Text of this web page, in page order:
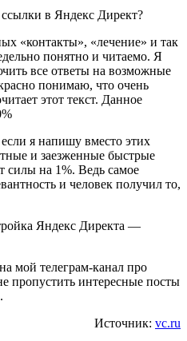
«контакты», «лечение» и так
понятно и читаемо. Я
все ответы на возможные
понимаю, что очень
этот текст. Данное
я напишу вместо этих
и заезженные быстрые
силы на 1%. Ведь самое
и человек получил то,
Яндекс Директа —
мой телеграм-канал про
пропустить интересные посты
Источник: vc.ru